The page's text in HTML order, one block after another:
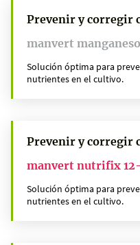
Prevenir y corregir
manvert manganeso
Solución óptima para
nutrientes en el cultivo.
Prevenir y corregir
manvert nutrifix
Solución óptima para
nutrientes en el cultivo.